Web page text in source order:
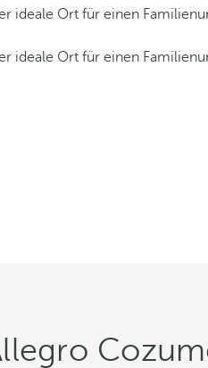
ideale Ort für einen
ideale Ort für einen